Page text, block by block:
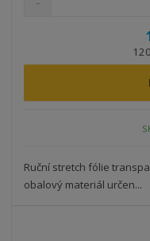
Ruční stretch fólie
obalový materiál určen...